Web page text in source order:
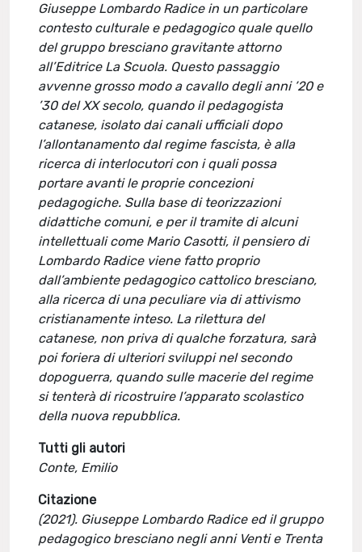
Giuseppe Lombardo Radice in un particolare
contesto culturale e pedagogico quale quello
del gruppo bresciano gravitante attorno
all’Editrice La Scuola. Questo passaggio
avvenne grosso modo a cavallo degli anni ’20 e
’30 del XX secolo, quando il pedagogista
catanese, isolato dai canali ufficiali dopo
l’allontanamento dal regime fascista, è alla
ricerca di interlocutori con i quali possa
portare avanti le proprie concezioni
pedagogiche. Sulla base di teorizzazioni
didattiche comuni, e per il tramite di alcuni
intellettuali come Mario Casotti, il pensiero di
Lombardo Radice viene fatto proprio
dall’ambiente pedagogico cattolico bresciano,
alla ricerca di una peculiare via di attivismo
cristianamente inteso. La rilettura del
catanese, non priva di qualche forzatura, sarà
poi foriera di ulteriori sviluppi nel secondo
dopoguerra, quando sulle macerie del regime
si tenterà di ricostruire l’apparato scolastico
della nuova repubblica.
Tutti gli autori
Conte, Emilio
Citazione
(2021). Giuseppe Lombardo Radice ed il gruppo
pedagogico bresciano negli anni Venti e Trenta